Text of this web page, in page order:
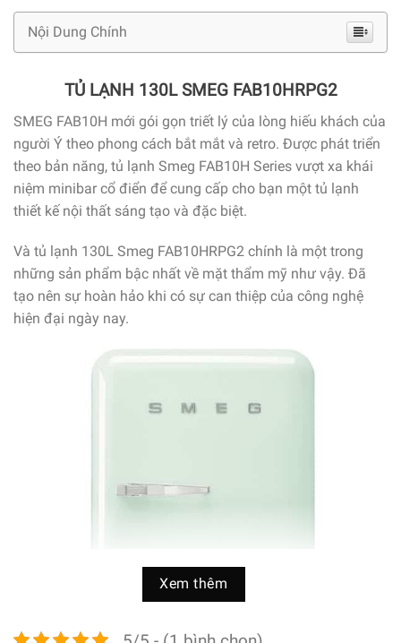
Nội Dung Chính
TỦ LẠNH 130L SMEG FAB10HRPG2
SMEG FAB10H mới gói gọn triết lý của lòng hiếu khách của
người Ý theo phong cách bắt mắt và retro. Được phát triển
theo bản năng, tủ lạnh Smeg FAB10H Series vượt xa khái
niệm minibar cổ điển để cung cấp cho bạn một tủ lạnh
thiết kế nội thất sáng tạo và đặc biệt.
Và tủ lạnh 130L Smeg FAB10HRPG2 chính là một trong
những sản phẩm bậc nhất về mặt thẩm mỹ như vậy. Đã
tạo nên sự hoàn hảo khi có sự can thiệp của công nghệ
hiện đại ngày nay.
Xem thêm